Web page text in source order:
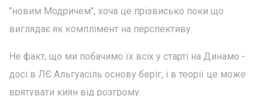
"новим Модричем", хоча це прізвисько поки що
виглядає як комплімент на перспективу.
Не факт, що ми побачимо їх всіх у старті на Динамо -
досі в ЛЄ Альгуасіль основу беріг, і в теорії це може
врятувати киян від розгрому.